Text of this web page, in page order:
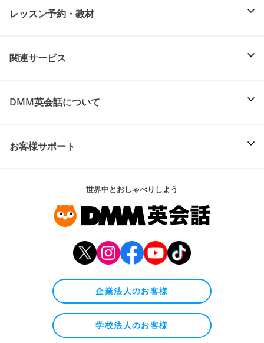
レッスン予約・教材
関連サービス
DMM英会話について
お客様サポート
世界中とおしゃべりしよう
企業法人のお客様
学校法人のお客様